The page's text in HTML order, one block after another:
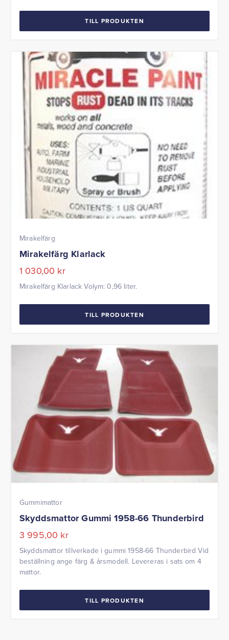
TILL PRODUKTEN
Mirakelfärg
Mirakelfärg Klarlack
1 030,00 kr
Mirakelfärg Klarlack Volym: 0,96 liter.
TILL PRODUKTEN
Gummimattor
Skyddsmattor Gummi 1958-66 Thunderbird
3 995,00 kr
Skyddsmattor tillverkade i gummi 1958-66 Thunderbird Vid
beställning ange färg & årsmodell. Levereras i sats om 4
mattor.
TILL PRODUKTEN